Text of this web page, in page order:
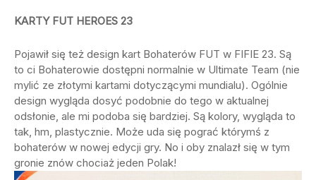
KARTY FUT HEROES 23
Pojawił się też design kart Bohaterów FUT w FIFIE 23. Są
to ci Bohaterowie dostępni normalnie w Ultimate Team (nie
mylić ze złotymi kartami dotyczącymi mundialu). Ogólnie
design wygląda dosyć podobnie do tego w aktualnej
odsłonie, ale mi podoba się bardziej. Są kolory, wygląda to
tak, hm, plastycznie. Może uda się pograć którymś z
bohaterów w nowej edycji gry. No i oby znalazł się w tym
gronie znów chociaż jeden Polak!